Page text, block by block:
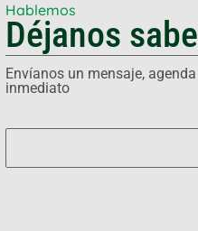
Hablemos
Déjanos
Envíanos un mensaje,
inmediato